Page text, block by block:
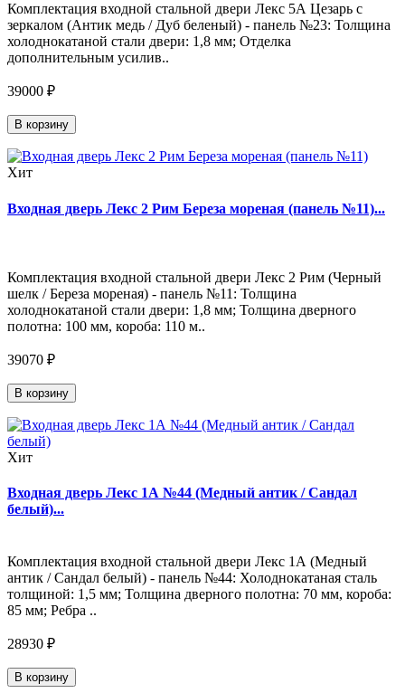
Комплектация входной стальной двери Лекс 5А Цезарь с
зеркалом (Антик медь / Дуб беленый) - панель №23: Толщина
холоднокатаной стали двери: 1,8 мм; Отделка
дополнительным усилив..
39000 ₽
В корзину
Хит
Входная дверь Лекс 2 Рим Береза мореная (панель №11)...
Комплектация входной стальной двери Лекс 2 Рим (Черный
шелк / Береза мореная) - панель №11: Толщина
холоднокатаной стали двери: 1,8 мм; Толщина дверного
полотна: 100 мм, короба: 110 м..
39070 ₽
В корзину
Хит
Входная дверь Лекс 1А №44 (Медный антик / Сандал
белый)...
Комплектация входной стальной двери Лекс 1А (Медный
антик / Сандал белый) - панель №44: Холоднокатаная сталь
толщиной: 1,5 мм; Толщина дверного полотна: 70 мм, короба:
85 мм; Ребра ..
28930 ₽
В корзину